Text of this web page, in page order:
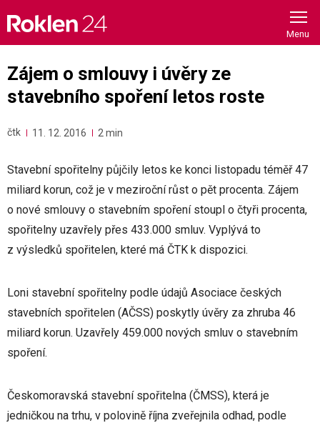
content
Zájem o smlouvy i úvěry ze
stavebního spoření letos roste
čtk 11. 12. 2016 2 min
Stavební spořitelny půjčily letos ke konci listopadu téměř 47
miliard korun, což je v meziroční růst o pět procenta. Zájem
o nové smlouvy o stavebním spoření stoupl o čtyři procenta,
spořitelny uzavřely přes 433.000 smluv. Vyplývá to
z výsledků spořitelen, které má ČTK k dispozici.
Loni stavební spořitelny podle údajů Asociace českých
stavebních spořitelen (AČSS) poskytly úvěry za zhruba 46
miliard korun. Uzavřely 459.000 nových smluv o stavebním
spoření.
Českomoravská stavební spořitelna (ČMSS), která je
jedničkou na trhu, v polovině října zveřejnila odhad, podle